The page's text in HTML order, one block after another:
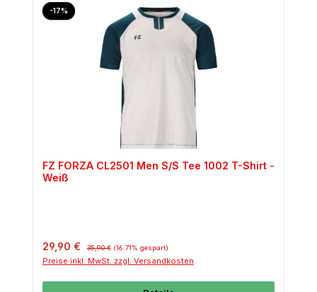
-17%Rabatt
FZ FORZA CL2501 Men S/S Tee 1002 T-Shirt -
Weiß
Verkaufspreis:
29,90 € 35,90 € (16.71% gespart)
Preise inkl. MwSt. zzgl. Versandkosten